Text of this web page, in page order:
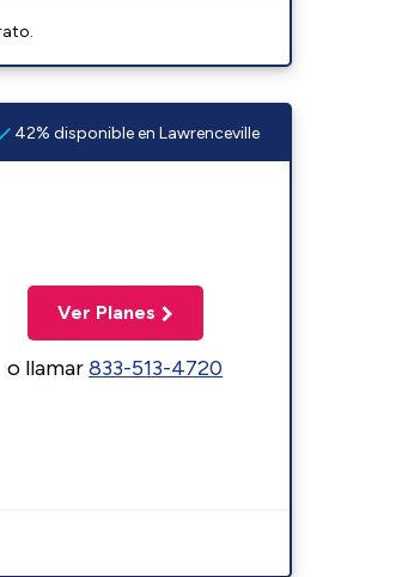
42% disponible en Lawrenceville
Ver Planes
o llamar833-513-4720